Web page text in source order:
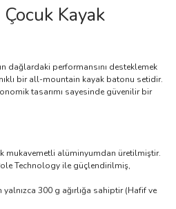
Kayak
dağlardaki performansını desteklemek
bir all-mountain kayak batonu setidir.
tasarımı sayesinde güvenilir bir
mukavemetli alüminyumdan üretilmiştir.
Technology ile güçlendirilmiş,
yalnızca 300 g ağırlığa sahiptir (Hafif ve